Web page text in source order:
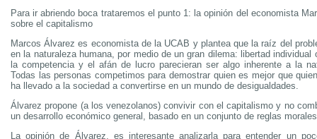
Para ir abriendo boca trataremos el punto 1: la opinión del economista
sobre el capitalismo
Marcos Álvarez es economista de la UCAB y plantea que la raíz del
en la naturaleza humana, por medio de un gran dilema: libertad individual
la competencia y el afán de lucro parecieran ser algo inherente a la
Todas las personas competimos para demostrar quien es mejor que
ha llevado a la sociedad a convertirse en un mundo de desigualdades.
Álvarez propone (a los venezolanos) convivir con el capitalismo y no
un desarrollo económico general, basado en un conjunto de reglas
La opinión de Álvarez, es interesante analizarla para entender un